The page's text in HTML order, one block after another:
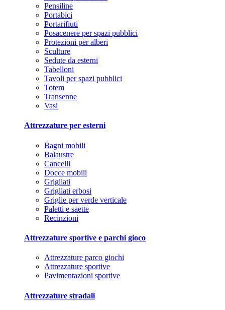
Pensiline
Portabici
Portarifiuti
Posacenere per spazi pubblici
Protezioni per alberi
Sculture
Sedute da esterni
Tabelloni
Tavoli per spazi pubblici
Totem
Transenne
Vasi
Attrezzature per esterni
Bagni mobili
Balaustre
Cancelli
Docce mobili
Grigliati
Grigliati erbosi
Griglie per verde verticale
Paletti e saette
Recinzioni
Attrezzature sportive e parchi gioco
Attrezzature parco giochi
Attrezzature sportive
Pavimentazioni sportive
Attrezzature stradali